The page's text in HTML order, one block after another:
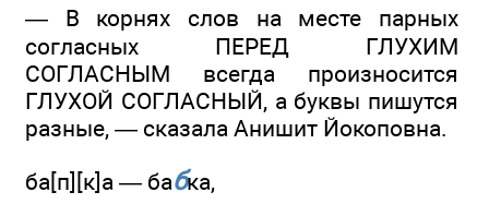
— В корнях слов на месте парных
согласных ПЕРЕД ГЛУХИМ
СОГЛАСНЫМ всегда произносится
ГЛУХОЙ СОГЛАСНЫЙ, а буквы пишутся
разные, — сказала Анишит Йокоповна.
ба[п][к]а — бабка,